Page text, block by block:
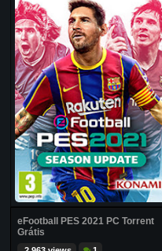
eFootball PES 2021 PC Torrent
Grátis